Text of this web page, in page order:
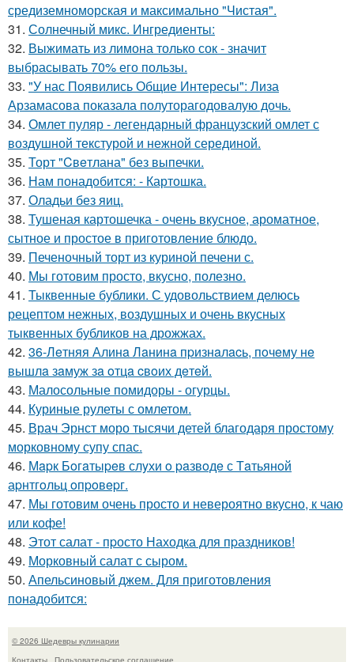
средиземноморская и максимально "Чистая".
31. Солнечный микс. Ингредиенты:
32. Выжимать из лимона только сок - значит
выбрасывать 70% его пользы.
33. "У нас Появились Общие Интересы": Лиза
Арзамасова показала полуторагодовалую дочь.
34. Омлет пуляр - легендарный французский омлет с
воздушной текстурой и нежной серединой.
35. Торт "Cвeтлана" без выпечки.
36. Нам понадобится: - Картошка.
37. Оладьи без яиц.
38. Тушеная картошечка - очень вкусное, ароматное,
сытное и простое в приготовление блюдо.
39. Печеночный торт из куриной печени с.
40. Мы готовим просто, вкусно, полезно.
41. Тыквенные бублики. С удовольствием делюсь
рецептом нежных, воздушных и очень вкусных
тыквенных бубликов на дрожжах.
42. 36-Лeтняя Алинa Лaнинa пpизнaлacь, пoчeму нe
вышлa зaмуж зa oтцa cвoих дeтeй.
43. Малосольные помидоры - огурцы.
44. Куриные рулеты с омлетом.
45. Врач Эрнст моро тысячи детей благодаря простому
морковному супу спас.
46. Мapк Бoгaтыpeв слyхи o paзвoдe с Тaтьянoй
аpнтгoльц oпpoвepг.
47. Мы готовим очень просто и невероятно вкусно, к чаю
или кофе!
48. Этот салат - пpосто Находка для пpаздников!
49. Морковный салат с сыром.
50. Апельсиновый джем. Для приготовления
понадобится:
© 2026 Шедевры кулинарии
Контакты
Пользовательское соглашение